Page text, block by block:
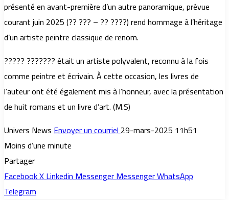
présenté en avant-première d’un autre panoramique, prévue
courant juin 2025 (?? ??? – ?? ????) rend hommage à l’héritage
d’un artiste peintre classique de renom.
????? ??????? était un artiste polyvalent, reconnu à la fois
comme peintre et écrivain. À cette occasion, les livres de
l’auteur ont été également mis à l’honneur, avec la présentation
de huit romans et un livre d’art. (M.S)
Univers NewsEnvoyer un courriel29-mars-2025 11h51
Moins d’une minute
Partager
FacebookXLinkedinMessengerMessengerWhatsApp
Telegram